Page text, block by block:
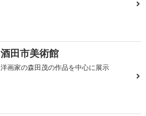
酒田市美術館
洋画家の森田茂の作品を中心に展示